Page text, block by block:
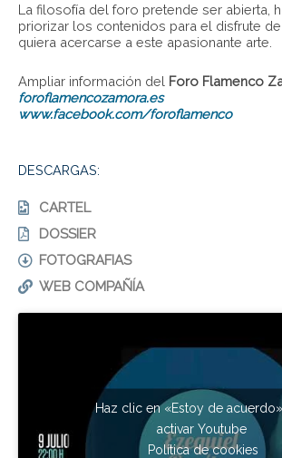
La filosofía del foro pretende ser abierta,
priorizar los contenidos para el disfrute
quiera acercarse a este apasionante arte.
Ampliar información del Foro Flamenco
foroflamencozamora.es
www.facebook.com/foroflamenco
DESCARGAS:
CARTEL
DOSSIER
FOTOGRAFIAS
WEB COMPAÑÍA
Haz clic en «Estoy de
activar Youtube
Política de cookies